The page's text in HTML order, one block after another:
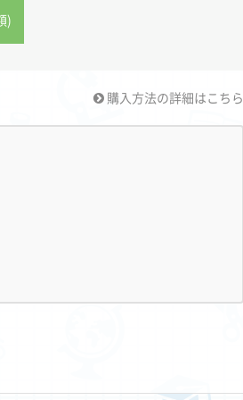
)
購入方法の詳細はこちら